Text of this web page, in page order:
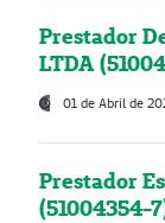
Prestador
LTDA
01 de Abril de
Prestador
(51004354-